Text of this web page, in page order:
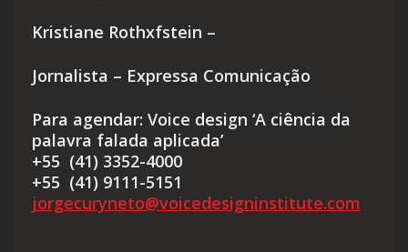
Kristiane Rothxfstein –
Jornalista – Expressa Comunicação
Para agendar: Voice design ‘A ciência da
palavra falada aplicada’
+55 (41) 3352-4000
+55 (41) 9111-5151
jorgecuryneto@voicedesigninstitute.com